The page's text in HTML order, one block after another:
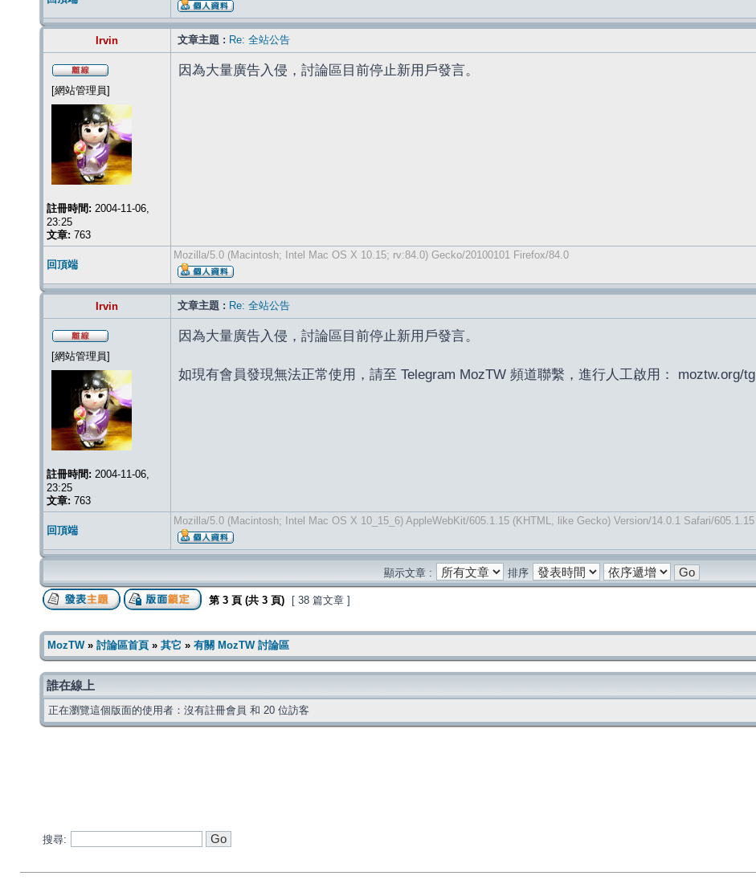
Irvin 文章主題 : Re: 全站公告
[網站管理員]
註冊時間: 2004-11-06,
23:25
文章: 763
因為大量廣告入侵，討論區目前停止新用戶發言。
回頂端
Mozilla/5.0 (Macintosh; Intel Mac OS X 10.15; rv:84.0) Gecko/20100101 Firefox/84.0
Irvin 文章主題 : Re: 全站公告
[網站管理員]
註冊時間: 2004-11-06,
23:25
文章: 763
因為大量廣告入侵，討論區目前停止新用戶發言。
如現有會員發現無法正常使用，請至 Telegram MozTW 頻道聯繫，進行人工啟用： moztw.org/tg
回頂端
Mozilla/5.0 (Macintosh; Intel Mac OS X 10_15_6) AppleWebKit/605.1.15 (KHTML, like Gecko) Version/14.0.1 Safari/605.1.15
顯示文章 : 排序
第 3 頁 (共 3 頁) [ 38 篇文章 ]
MozTW» 討論區首頁 » 其它 » 有關 MozTW 討論區
誰在線上
正在瀏覽這個版面的使用者：沒有註冊會員 和 20 位訪客
搜尋: